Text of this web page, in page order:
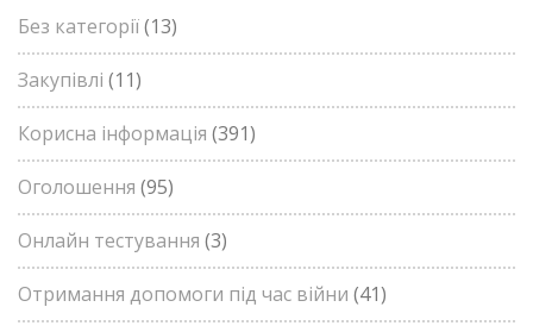
Без категорії(13)
Закупівлі (11)
Корисна інформація (391)
Оголошення (95)
Онлайн тестування (3)
Отримання допомоги під час війни (41)